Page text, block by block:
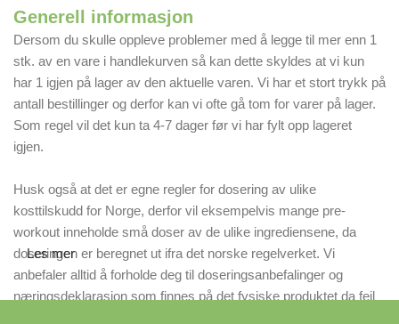
Generell informasjon
Dersom du skulle oppleve problemer med å legge til mer enn 1
stk. av en vare i handlekurven så kan dette skyldes at vi kun
har 1 igjen på lager av den aktuelle varen. Vi har et stort trykk på
antall bestillinger og derfor kan vi ofte gå tom for varer på lager.
Som regel vil det kun ta 4-7 dager før vi har fylt opp lageret
igjen.
Husk også at det er egne regler for dosering av ulike
kosttilskudd for Norge, derfor vil eksempelvis mange pre-
workout inneholde små doser av de ulike ingrediensene, da
doseringen er beregnet ut ifra det norske regelverket. Vi
anbefaler alltid å forholde deg til doseringsanbefalinger og
næringsdeklarasjon som finnes på det fysiske produktet da feil
Les mer